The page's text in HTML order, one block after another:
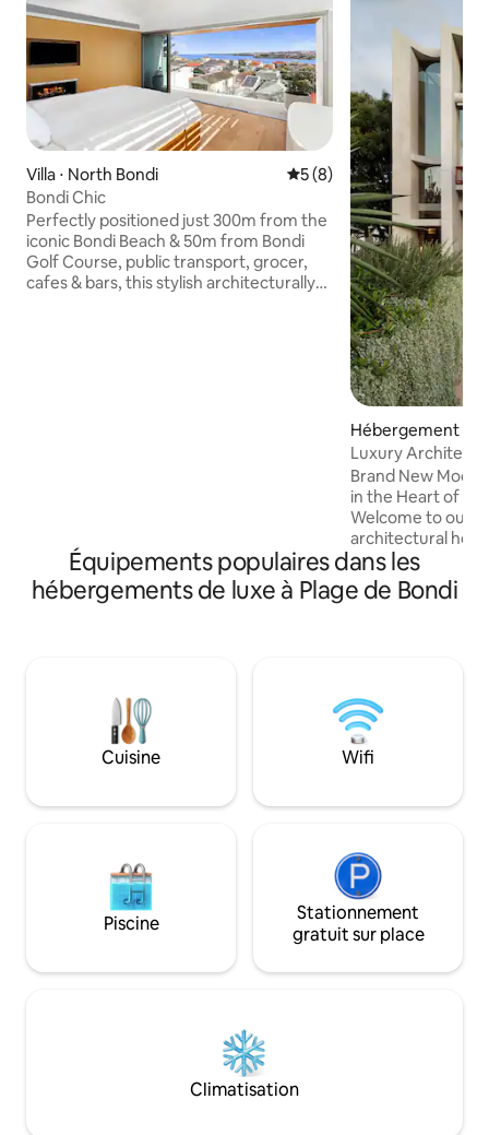
Villa ⋅ North Bondi Évaluation moyenne sur
5 (8)
Bondi Chic
Perfectly positioned just 300m from the
iconic Bondi Beach & 50m from Bondi
Golf Course, public transport, grocer,
cafes & bars, this stylish architecturally
Hébergement ⋅
n
Luxury
New Home
Brand New
in the Heart of
Welcome to our
architectural
featured on the
Project.
appreciate
living, and an
Prime Location –
Équipements populaires dans les
hébergements de luxe à Plage de Bondi
Cuisine Wifi
Piscine
Stationnement
gratuit sur place
Climatisation